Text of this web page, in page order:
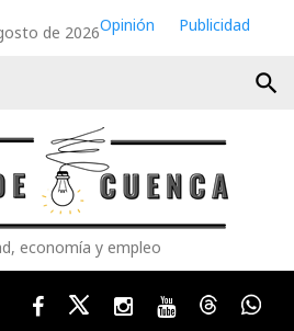
de 2026Opinión
Publicidad
search
economía y empleo
FacebookTwitterInstagram
YoutubeThreads